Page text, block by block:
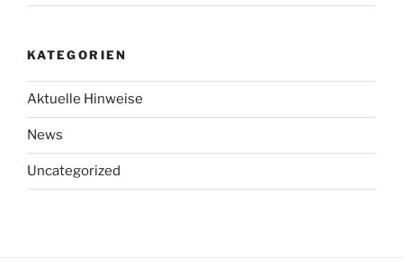
KATEGORIEN
Aktuelle Hinweise
News
Uncategorized